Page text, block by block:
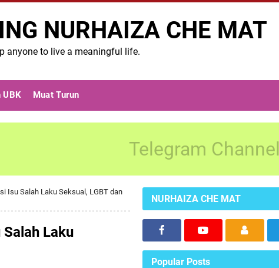
NURHAIZA CHE MAT
anyone to live a meaningful life.
UBK Muat Turun
Telegram Channel
Isu Salah Laku Seksual, LGBT dan
Laku
NURHAIZA CHE MAT
Popular Posts